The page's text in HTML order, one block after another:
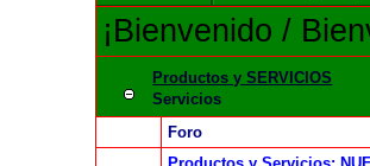
¡Bienvenido /
Productos y SERVICIOS
Servicios
Foro